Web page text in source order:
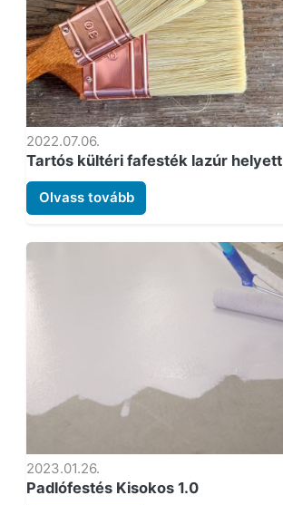
2022.07.06.
Tartós kültéri fafesték lazúr helyett
Olvass tovább
2023.01.26.
Padlófestés Kisokos 1.0